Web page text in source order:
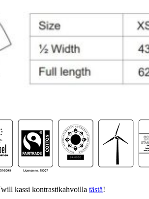
kassi kontrastikahvoilla tästä!